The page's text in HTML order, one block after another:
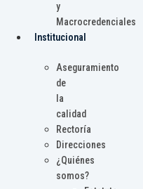
y
Macrocredenciales
Institucional
Aseguramiento
de
la
calidad
Rectoría
Direcciones
¿Quiénes
somos?